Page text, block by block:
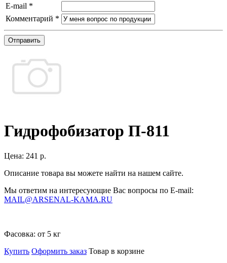
E-mail *
Комментарий *
Отправить
Гидрофобизатор П-811
Цена: 241 р.
Описание товара вы можете найти на нашем сайте.
Мы ответим на интересующие Вас вопросы по E-mail:
MAIL@ARSENAL-KAMA.RU
Фасовка: от 5 кг
Купить Оформить заказ Товар в корзине